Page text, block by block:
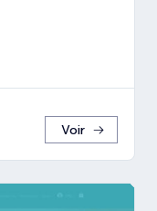
Voir